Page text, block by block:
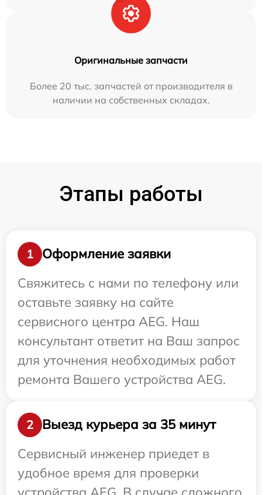
Оригинальные запчасти
Более 20 тыс. запчастей от производителя в
наличии на собственных складах.
Этапы работы
1
Оформление заявки
Свяжитесь с нами по телефону или
оставьте заявку на сайте
сервисного центра AEG. Наш
консультант ответит на Ваш запрос
для уточнения необходимых работ
ремонта Вашего устройства AEG.
2
Выезд курьера за 35 минут
Сервисный инженер приедет в
удобное время для проверки